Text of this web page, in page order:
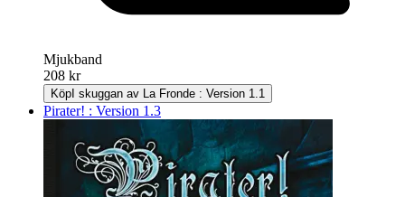
Mjukband
208 kr
KöpI skuggan av La Fronde : Version 1.1
Pirater! : Version 1.3